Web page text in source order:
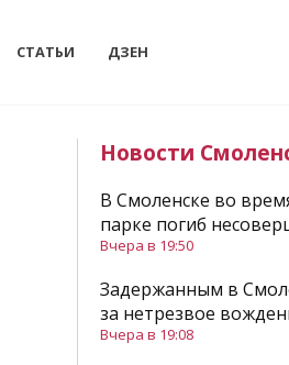
СТАТЬИ ДЗЕН
Новости
В Смоленске во
парке погиб
Вчера в 19:50
Задержанным в
за нетрезвое
Вчера в 19:08